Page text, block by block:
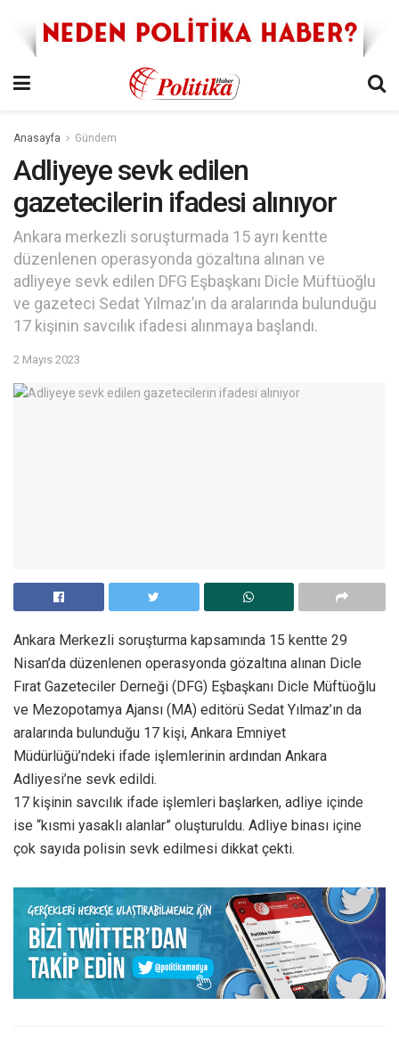
Anasayfa Gündem
Adliyeye sevk edilen
gazetecilerin ifadesi alınıyor
Ankara merkezli soruşturmada 15 ayrı kentte
düzenlenen operasyonda gözaltına alınan ve
adliyeye sevk edilen DFG Eşbaşkanı Dicle Müftüoğlu
ve gazeteci Sedat Yılmaz’ın da aralarında bulunduğu
17 kişinin savcılık ifadesi alınmaya başlandı.
2 Mayıs 2023
Ankara Merkezli soruşturma kapsamında 15 kentte 29
Nisan’da düzenlenen operasyonda gözaltına alınan Dicle
Fırat Gazeteciler Derneği (DFG) Eşbaşkanı Dicle Müftüoğlu
ve Mezopotamya Ajansı (MA) editörü Sedat Yılmaz’ın da
aralarında bulunduğu 17 kişi, Ankara Emniyet
Müdürlüğü’ndeki ifade işlemlerinin ardından Ankara
Adliyesi’ne sevk edildi.
17 kişinin savcılık ifade işlemleri başlarken, adliye içinde
ise “kısmi yasaklı alanlar” oluşturuldu. Adliye binası içine
çok sayıda polisin sevk edilmesi dikkat çekti.